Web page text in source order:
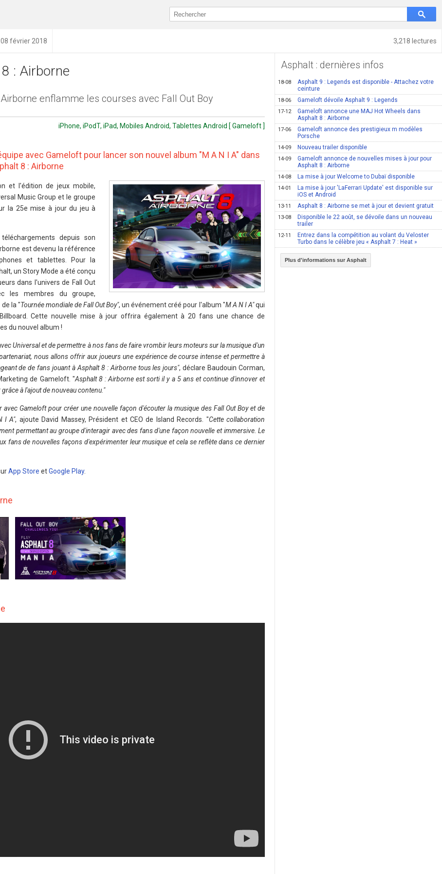
3,218 lectures
février 2018
: Airborne
enflamme les courses avec Fall Out Boy
iPhone, iPodT, iPad, Mobiles Android, Tablettes Android [ Gameloft ]
avec Gameloft pour lancer son nouvel album "M A N I A" dans
8 : Airborne
et l'édition de jeux mobile,
Music Group et le groupe
la 25e mise à jour du jeu à
depuis son
est devenu la référence
et tablettes. Pour la
un Story Mode a été conçu
dans l'univers de Fall Out
les membres du groupe,
la "Tournée mondiale de Fall Out Boy", un événement créé pour l'album "M A N I A"qui
Cette nouvelle mise à jour offrira également à 20 fans une chance de
du nouvel album !
Universal et de permettre à nos fans de faire vrombir leurs moteurs sur la musique d'un
nous allons offrir aux joueurs une expérience de course intense et permettre à
de de fans jouant à Asphalt 8 : Airborne tous les jours", déclare Baudouin Corman,
de Gameloft. "Asphalt 8 : Airborne est sorti il y a 5 ans et continue d'innover et
à l'ajout de nouveau contenu."
Gameloft pour créer une nouvelle façon d'écouter la musique des Fall Out Boy et de
I A", ajoute David Massey, Président et CEO de Island Records. "Cette collaboration
permettant au groupe d'interagir avec des fans d'une façon nouvelle et immersive. Le
fans de nouvelles façons d'expérimenter leur musique et cela se reflète dans ce dernier
App Store etGoogle Play.
Asphalt : dernières infos
18-08
Asphalt 9 : Legends est disponible - Attachez votre
ceinture
18-06 Gameloft dévoile Asphalt 9 : Legends
17-12
Gameloft annonce une MAJ Hot Wheels dans
Asphalt 8 : Airborne
17-06
Gameloft annonce des prestigieux m modèles
Porsche
14-09 Nouveau trailer disponible
14-09
Gameloft annonce de nouvelles mises à jour pour
Asphalt 8 : Airborne
14-08 La mise à jour Welcome to Dubaï disponible
14-01
La mise à jour 'LaFerrari Update' est disponible sur
iOS et Android
13-11 Asphalt 8 : Airborne se met à jour et devient gratuit
13-08
Disponible le 22 août, se dévoile dans un nouveau
trailer
12-11
Entrez dans la compétition au volant du Veloster
Turbo dans le célèbre jeu « Asphalt 7 : Heat »
Plus d'informations sur Asphalt